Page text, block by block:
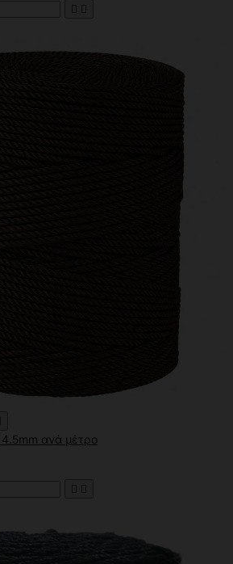
 
ανά μέτρο
 